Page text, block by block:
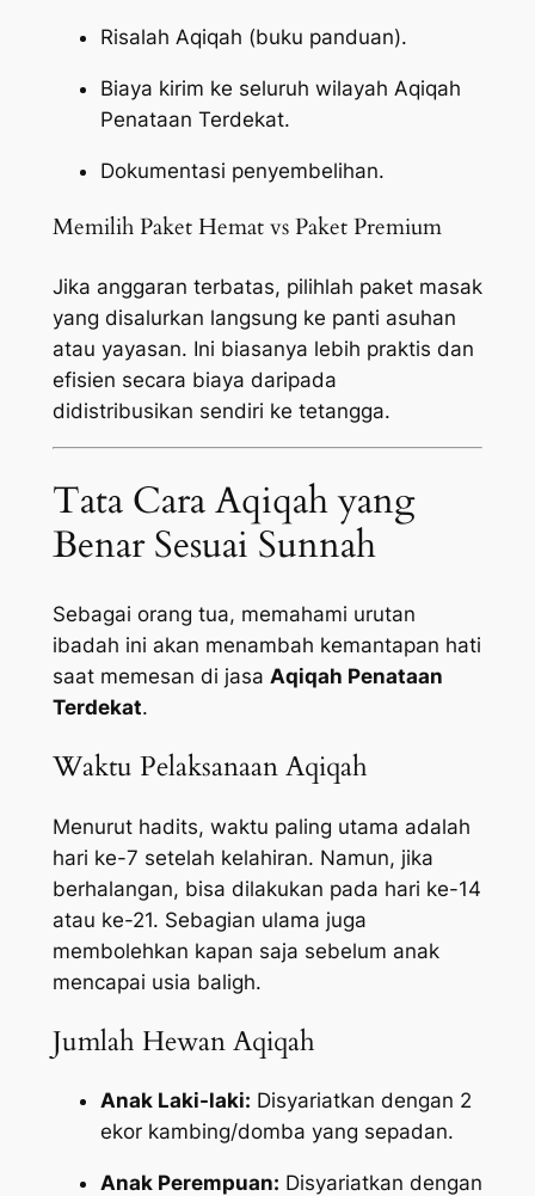
Risalah Aqiqah (buku panduan).
Biaya kirim ke seluruh wilayah Aqiqah
Penataan Terdekat.
Dokumentasi penyembelihan.
Memilih Paket Hemat vs Paket Premium
Jika anggaran terbatas, pilihlah paket masak
yang disalurkan langsung ke panti asuhan
atau yayasan. Ini biasanya lebih praktis dan
efisien secara biaya daripada
didistribusikan sendiri ke tetangga.
Tata Cara Aqiqah yang
Benar Sesuai Sunnah
Sebagai orang tua, memahami urutan
ibadah ini akan menambah kemantapan hati
saat memesan di jasa Aqiqah Penataan
Terdekat.
Waktu Pelaksanaan Aqiqah
Menurut hadits, waktu paling utama adalah
hari ke-7 setelah kelahiran. Namun, jika
berhalangan, bisa dilakukan pada hari ke-14
atau ke-21. Sebagian ulama juga
membolehkan kapan saja sebelum anak
mencapai usia baligh.
Jumlah Hewan Aqiqah
Anak Laki-laki: Disyariatkan dengan 2
ekor kambing/domba yang sepadan.
Anak Perempuan: Disyariatkan dengan